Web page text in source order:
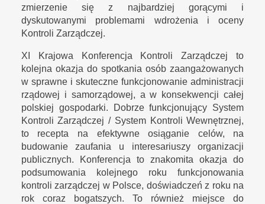
zmierzenie się z najbardziej gorącymi i
dyskutowanymi problemami wdrożenia i oceny
Kontroli Zarządczej.
XI Krajowa Konferencja Kontroli Zarządczej to
kolejna okazja do spotkania osób zaangażowanych
w sprawne i skuteczne funkcjonowanie administracji
rządowej i samorządowej, a w konsekwencji całej
polskiej gospodarki. Dobrze funkcjonujący System
Kontroli Zarządczej / System Kontroli Wewnętrznej,
to recepta na efektywne osiąganie celów, na
budowanie zaufania u interesariuszy organizacji
publicznych. Konferencja to znakomita okazja do
podsumowania kolejnego roku funkcjonowania
kontroli zarządczej w Polsce, doświadczeń z roku na
rok coraz bogatszych. To również miejsce do